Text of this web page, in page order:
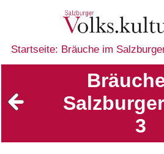
Startseite: Bräuche im
3